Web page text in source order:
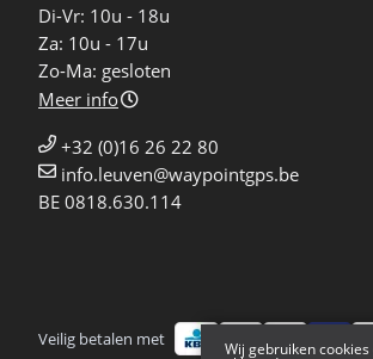
Di-Vr: 10u - 18u
Za: 10u - 17u
Zo-Ma: gesloten
Meer info
+32 (0)16 26 22 80
info.leuven@waypointgps.be
BE 0818.630.114
Veilig betalen met Wij gebruiken